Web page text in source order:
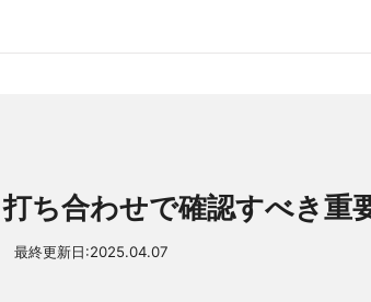
ち合わせで確認すべき重
最終更新日:2025.04.07